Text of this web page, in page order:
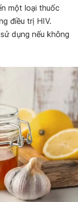
một loại thuốc
điều trị HIV.
dụng nếu không